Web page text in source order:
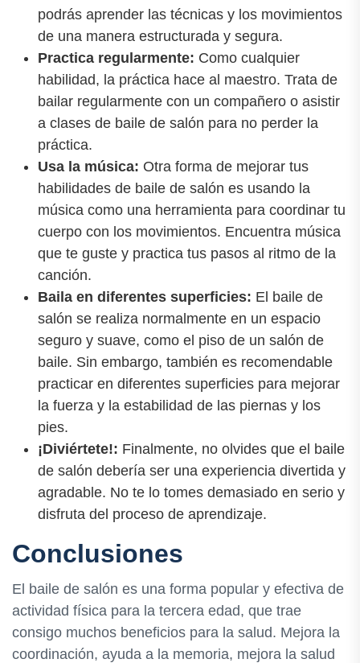
podrás aprender las técnicas y los movimientos
de una manera estructurada y segura.
Practica regularmente: Como cualquier
habilidad, la práctica hace al maestro. Trata de
bailar regularmente con un compañero o asistir
a clases de baile de salón para no perder la
práctica.
Usa la música: Otra forma de mejorar tus
habilidades de baile de salón es usando la
música como una herramienta para coordinar tu
cuerpo con los movimientos. Encuentra música
que te guste y practica tus pasos al ritmo de la
canción.
Baila en diferentes superficies: El baile de
salón se realiza normalmente en un espacio
seguro y suave, como el piso de un salón de
baile. Sin embargo, también es recomendable
practicar en diferentes superficies para mejorar
la fuerza y la estabilidad de las piernas y los
pies.
¡Diviértete!: Finalmente, no olvides que el baile
de salón debería ser una experiencia divertida y
agradable. No te lo tomes demasiado en serio y
disfruta del proceso de aprendizaje.
Conclusiones
El baile de salón es una forma popular y efectiva de
actividad física para la tercera edad, que trae
consigo muchos beneficios para la salud. Mejora la
coordinación, ayuda a la memoria, mejora la salud